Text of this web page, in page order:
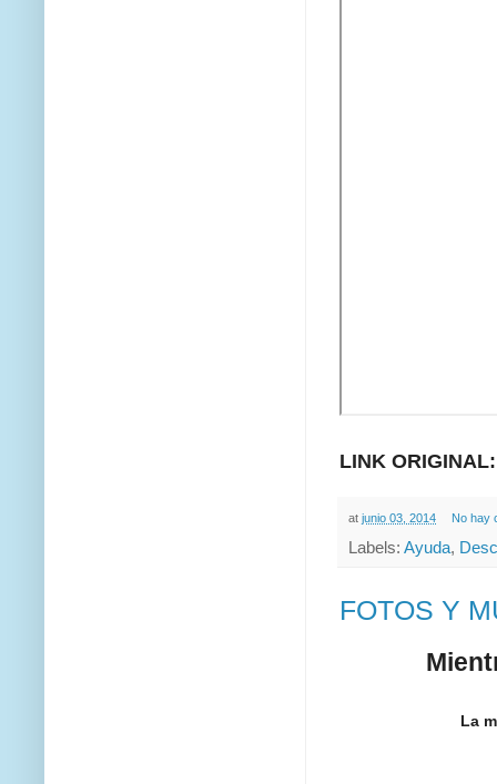
LINK ORIGINAL:
at junio 03, 2014 No hay
Labels: Ayuda,
FOTOS Y
La